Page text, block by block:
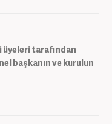
üyeleri tarafından
başkanın ve kurulun